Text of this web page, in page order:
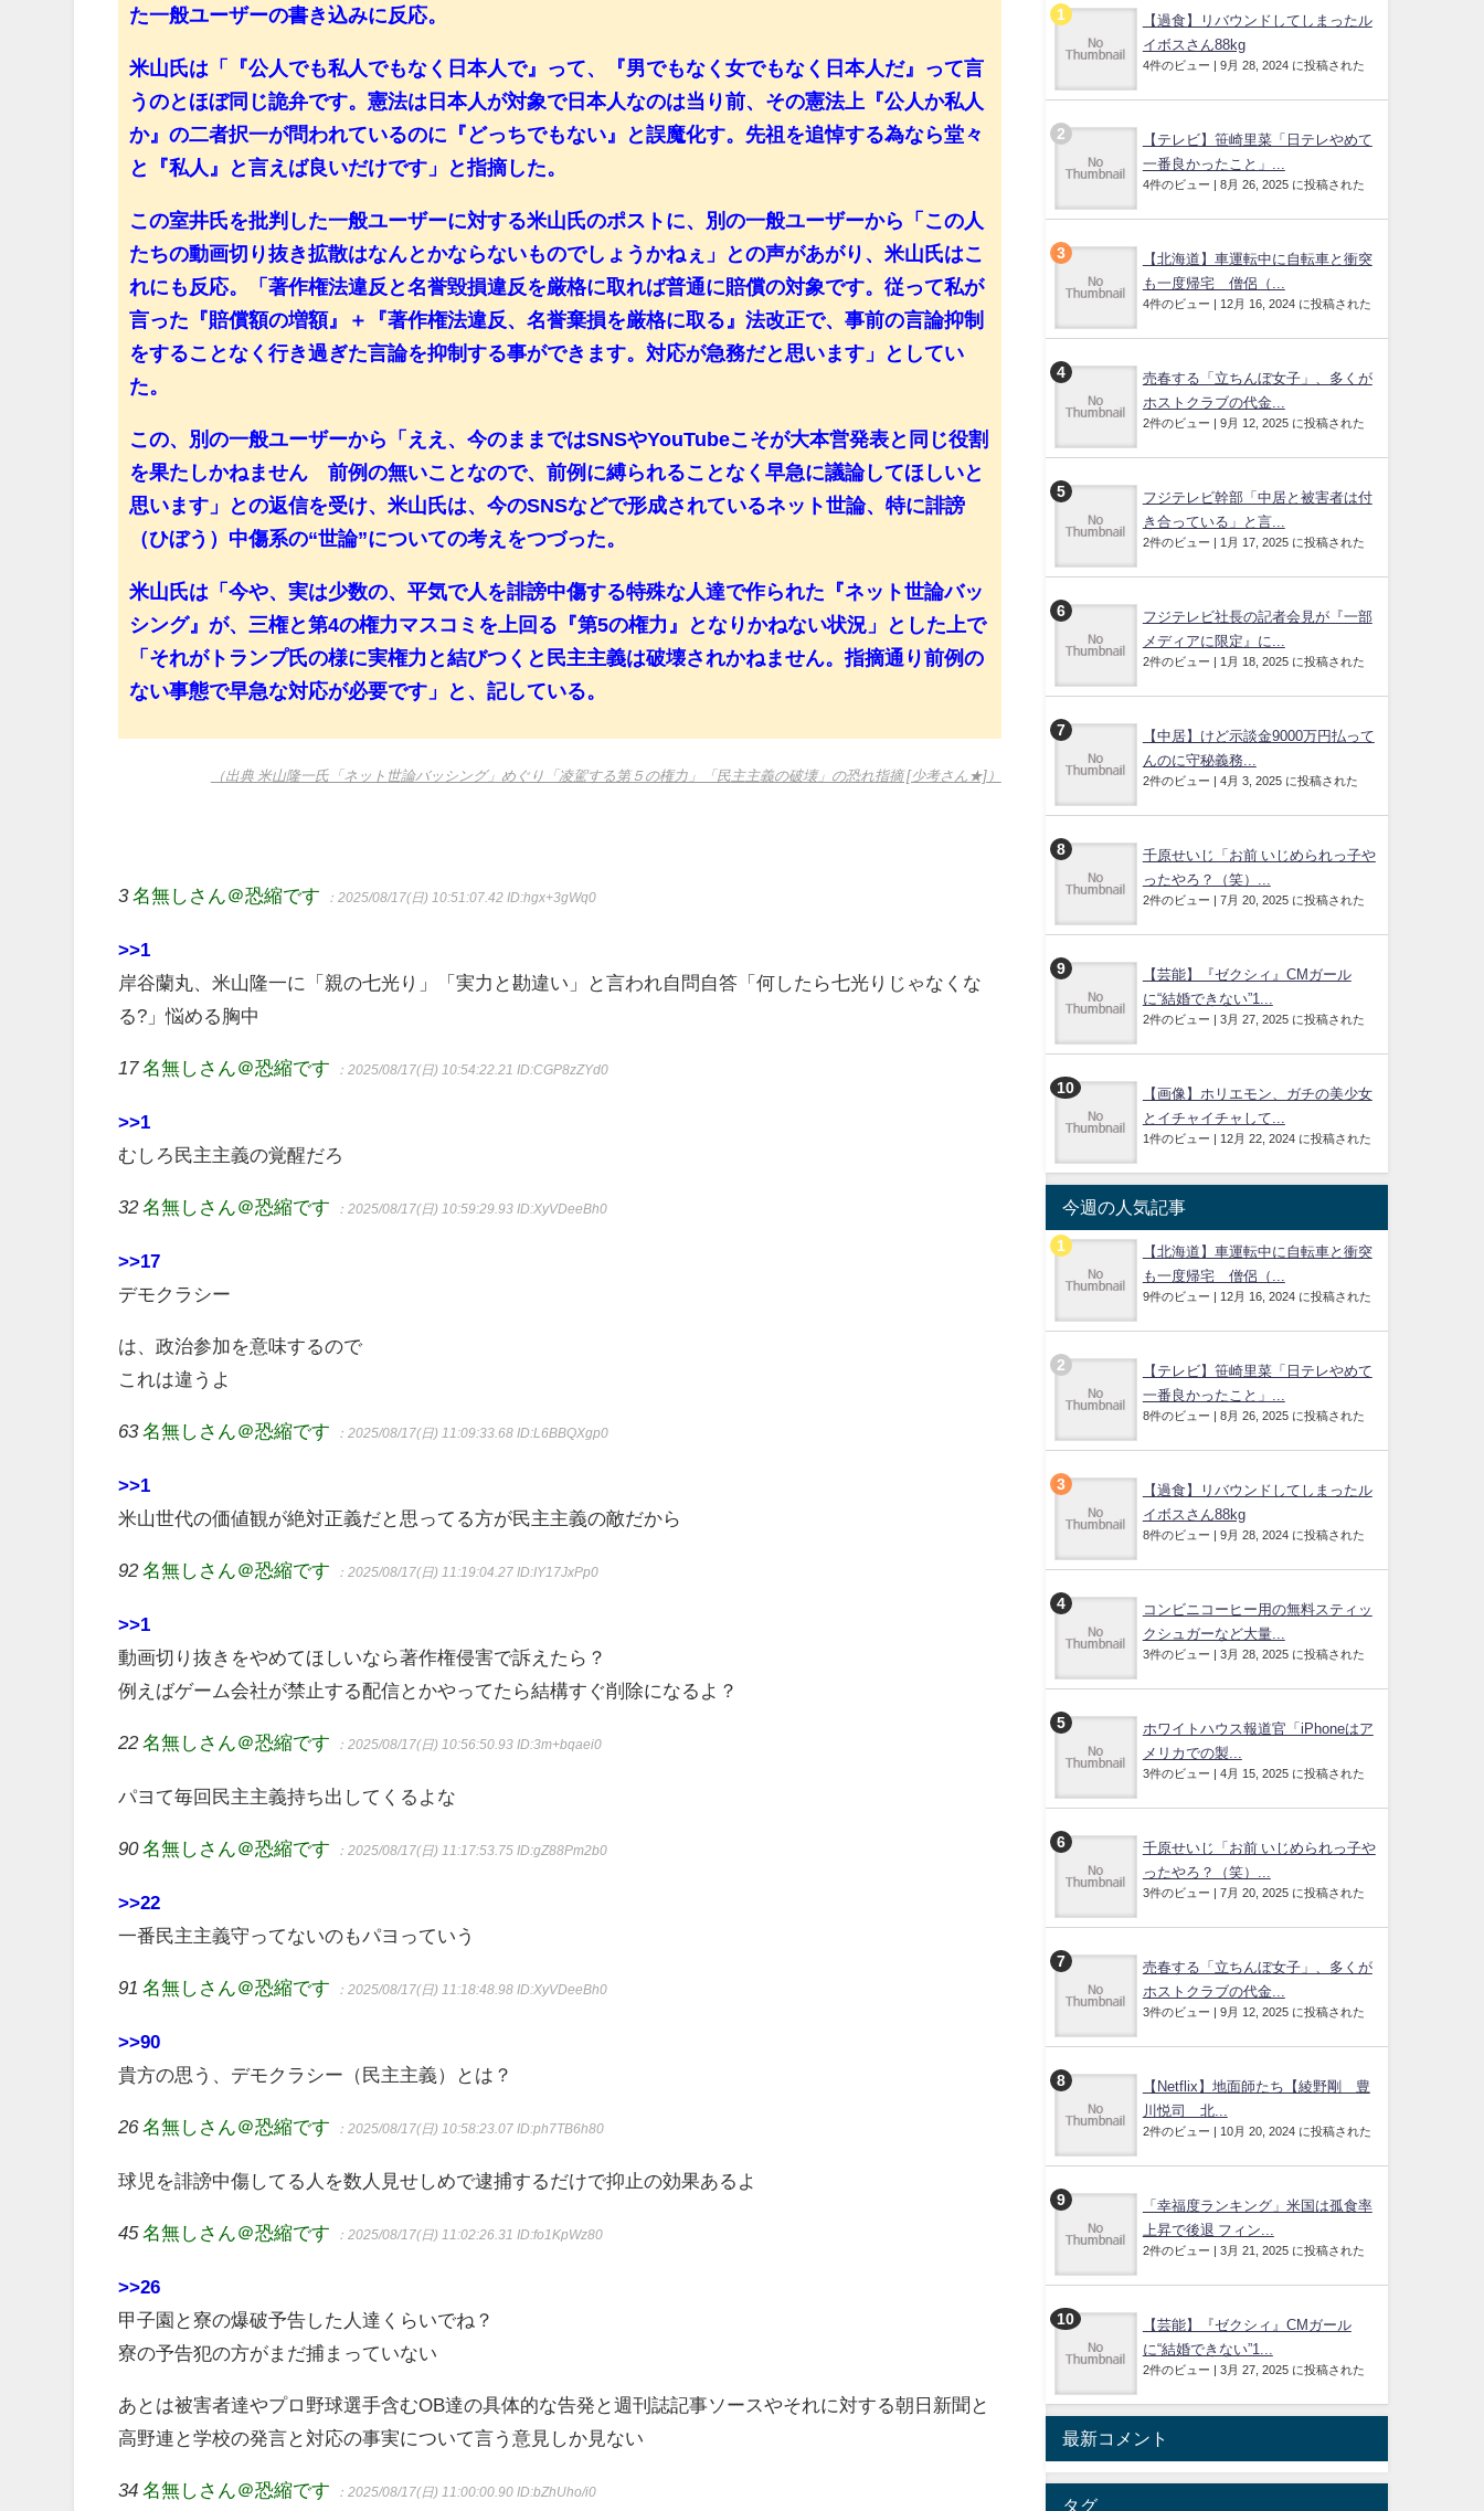
た一般ユーザーの書き込みに反応。
米山氏は「『公人でも私人でもなく日本人で』って、『男でもなく女でもなく日本人だ』って言
うのとほぼ同じ詭弁です。憲法は日本人が対象で日本人なのは当り前、その憲法上『公人か私人
か』の二者択一が問われているのに『どっちでもない』と誤魔化す。先祖を追悼する為なら堂々
と『私人』と言えば良いだけです」と指摘した。
この室井氏を批判した一般ユーザーに対する米山氏のポストに、別の一般ユーザーから「この人
たちの動画切り抜き拡散はなんとかならないものでしょうかねぇ」との声があがり、米山氏はこ
れにも反応。「著作権法違反と名誉毀損違反を厳格に取れば普通に賠償の対象です。従って私が
言った『賠償額の増額』＋『著作権法違反、名誉棄損を厳格に取る』法改正で、事前の言論抑制
をすることなく行き過ぎた言論を抑制する事ができます。対応が急務だと思います」としてい
た。
この、別の一般ユーザーから「ええ、今のままではSNSやYouTubeこそが大本営発表と同じ役割
を果たしかねません 前例の無いことなので、前例に縛られることなく早急に議論してほしいと
思います」との返信を受け、米山氏は、今のSNSなどで形成されているネット世論、特に誹謗
（ひぼう）中傷系の“世論”についての考えをつづった。
米山氏は「今や、実は少数の、平気で人を誹謗中傷する特殊な人達で作られた『ネット世論バッ
シング』が、三権と第4の権力マスコミを上回る『第5の権力』となりかねない状況」とした上で
「それがトランプ氏の様に実権力と結びつくと民主主義は破壊されかねません。指摘通り前例の
ない事態で早急な対応が必要です」と、記している。
（出典 米山隆一氏「ネット世論バッシング」めぐり「凌駕する第５の権力」「民主主義の破壊」の恐れ指摘 [少考さん★]）
3 名無しさん＠恐縮です ：2025/08/17(日) 10:51:07.42ID:hgx+3gWq0
>>1
岸谷蘭丸、米山隆一に「親の七光り」「実力と勘違い」と言われ自問自答「何したら七光りじゃなくな
る?」悩める胸中
17 名無しさん＠恐縮です ：2025/08/17(日) 10:54:22.21ID:CGP8zZYd0
>>1
むしろ民主主義の覚醒だろ
32 名無しさん＠恐縮です ：2025/08/17(日) 10:59:29.93ID:XyVDeeBh0
>>17
デモクラシー
は、政治参加を意味するので
これは違うよ
63 名無しさん＠恐縮です ：2025/08/17(日) 11:09:33.68ID:L6BBQXgp0
>>1
米山世代の価値観が絶対正義だと思ってる方が民主主義の敵だから
92 名無しさん＠恐縮です ：2025/08/17(日) 11:19:04.27ID:IY17JxPp0
>>1
動画切り抜きをやめてほしいなら著作権侵害で訴えたら？
例えばゲーム会社が禁止する配信とかやってたら結構すぐ削除になるよ？
22 名無しさん＠恐縮です ：2025/08/17(日) 10:56:50.93ID:3m+bqaei0
パヨて毎回民主主義持ち出してくるよな
90 名無しさん＠恐縮です ：2025/08/17(日) 11:17:53.75ID:gZ88Pm2b0
>>22
一番民主主義守ってないのもパヨっていう
91 名無しさん＠恐縮です ：2025/08/17(日) 11:18:48.98ID:XyVDeeBh0
>>90
貴方の思う、デモクラシー（民主主義）とは？
26 名無しさん＠恐縮です ：2025/08/17(日) 10:58:23.07ID:ph7TB6h80
球児を誹謗中傷してる人を数人見せしめで逮捕するだけで抑止の効果あるよ
45 名無しさん＠恐縮です ：2025/08/17(日) 11:02:26.31ID:fo1KpWz80
>>26
甲子園と寮の爆破予告した人達くらいでね？
寮の予告犯の方がまだ捕まっていない
あとは被害者達やプロ野球選手含むOB達の具体的な告発と週刊誌記事ソースやそれに対する朝日新聞と
高野連と学校の発言と対応の事実について言う意見しか見ない
34 名無しさん＠恐縮です ：2025/08/17(日) 11:00:00.90ID:bZhUho/i0
【過食】リバウンドしてしまったル
イボスさん88kg
4件のビュー 9月 28, 2024 に投稿された
【テレビ】笹崎里菜「日テレやめて
一番良かったこと」...
4件のビュー 8月 26, 2025 に投稿された
【北海道】車運転中に自転車と衝突
も一度帰宅 僧侶（...
4件のビュー 12月 16, 2024 に投稿された
売春する「立ちんぼ女子」、多くが
ホストクラブの代金...
2件のビュー 9月 12, 2025 に投稿された
フジテレビ幹部「中居と被害者は付
き合っている」と言...
2件のビュー 1月 17, 2025 に投稿された
フジテレビ社長の記者会見が『一部
メディアに限定』に...
2件のビュー 1月 18, 2025 に投稿された
【中居】けど示談金9000万円払って
んのに守秘義務...
2件のビュー 4月 3, 2025 に投稿された
千原せいじ「お前 いじめられっ子や
ったやろ？（笑）...
2件のビュー 7月 20, 2025 に投稿された
【芸能】『ゼクシィ』CMガール
に“結婚できない”1...
2件のビュー 3月 27, 2025 に投稿された
【画像】ホリエモン、ガチの美少女
とイチャイチャして...
1件のビュー 12月 22, 2024 に投稿された
今週の人気記事
【北海道】車運転中に自転車と衝突
も一度帰宅 僧侶（...
9件のビュー 12月 16, 2024 に投稿された
【テレビ】笹崎里菜「日テレやめて
一番良かったこと」...
8件のビュー 8月 26, 2025 に投稿された
【過食】リバウンドしてしまったル
イボスさん88kg
8件のビュー 9月 28, 2024 に投稿された
コンビニコーヒー用の無料スティッ
クシュガーなど大量...
3件のビュー 3月 28, 2025 に投稿された
ホワイトハウス報道官「iPhoneはア
メリカでの製...
3件のビュー 4月 15, 2025 に投稿された
千原せいじ「お前 いじめられっ子や
ったやろ？（笑）...
3件のビュー 7月 20, 2025 に投稿された
売春する「立ちんぼ女子」、多くが
ホストクラブの代金...
3件のビュー 9月 12, 2025 に投稿された
【Netflix】地面師たち【綾野剛 豊
川悦司 北...
2件のビュー 10月 20, 2024 に投稿された
「幸福度ランキング」米国は孤食率
上昇で後退 フィン...
2件のビュー 3月 21, 2025 に投稿された
【芸能】『ゼクシィ』CMガール
に“結婚できない”1...
2件のビュー 3月 27, 2025 に投稿された
最新コメント
タグ